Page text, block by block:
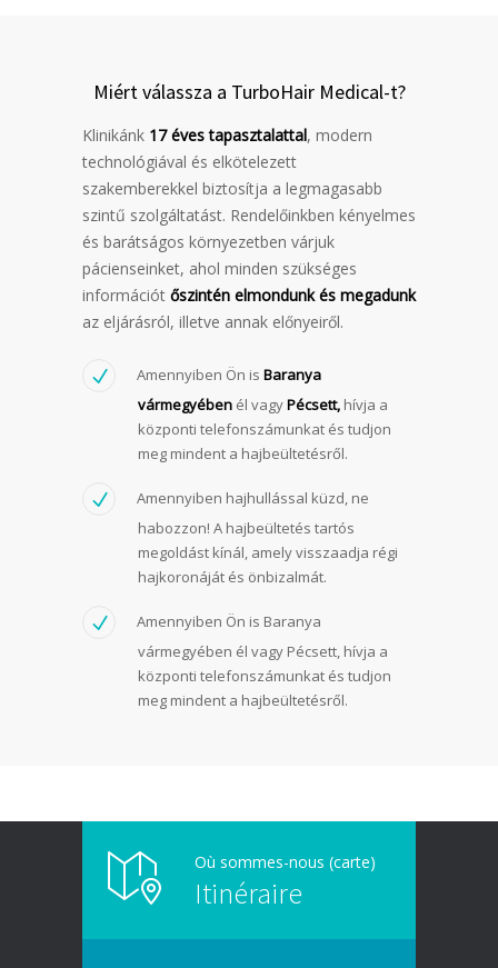
Miért válassza a TurboHair Medical-t?
Klinikánk 17 éves tapasztalattal, modern
technológiával és elkötelezett
szakemberekkel biztosítja a legmagasabb
szintű szolgáltatást. Rendelőinkben kényelmes
és barátságos környezetben várjuk
pácienseinket, ahol minden szükséges
információt őszintén elmondunk és megadunk
az eljárásról, illetve annak előnyeiről.
Amennyiben Ön is Baranya
vármegyében él vagyPécsett, hívja a
központi telefonszámunkat és tudjon
meg mindent a hajbeültetésről.
Amennyiben hajhullással küzd, ne
habozzon! A hajbeültetés tartós
megoldást kínál, amely visszaadja régi
hajkoronáját és önbizalmát.
Amennyiben Ön is Baranya
vármegyében él vagy Pécsett, hívja a
központi telefonszámunkat és tudjon
meg mindent a hajbeültetésről.
Où sommes-nous (carte)
Itinéraire